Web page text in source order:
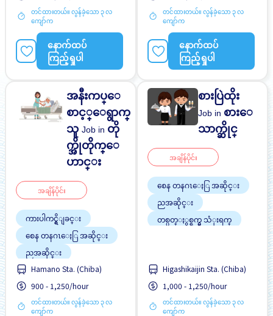
တင်ထားတယ်။ လွန်ခဲ့သော ၃ လ
ကျော်က
နောက်ထပ်
ကြည့်ရှုပါ
တင်ထားတယ်။ လွန်ခဲ့သော ၃ လ
ကျော်က
နောက်ထပ်
ကြည့်ရှုပါ
အနီးကပ္ေ
စာင့္ေရွာက္
သူJob in တို
က္အိုတိုက္ေ
ဟာင္း
အချိန်ပိုင်း
ကားပါကင္ရွိျခင္း
စေန တနဂၤေႏြ အဆိုင္း
ညအဆိုင္း
ဘူတာႏွင့္နီးေသာ
လမ္းစရိတ္ေပးသည္
အလုပ္အေတြ႕အၾကံဳရွိရန္မ
လို
Hamano Sta. (Chiba)
900 - 1,250/hour
တင်ထားတယ်။ လွန်ခဲ့သော ၃ လ
ကျော်က
စားပြဲထိုး
Job in စားေ
သာက္ဆိုင္
အချိန်ပိုင်း
စေန တနဂၤေႏြ အဆိုင္း
ညအဆိုင္း
တစ္ပတ္ႏွစ္ရက္မွ သံုးရက္
ျမွင့္တင္သည္
Higashikaijin Sta. (Chiba)
1,000 - 1,250/hour
တင်ထားတယ်။ လွန်ခဲ့သော ၃ လ
ကျော်က